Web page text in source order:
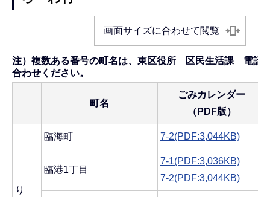
画面サイズに合わせて閲覧
注）複数ある番号の町名は、東区役所 区民生活課 電話
合わせください。
町名
ごみカレンダー
（PDF版）
り
臨海町 7-2(PDF:3,044KB)
臨港1丁目
7-1(PDF:3,036KB)
7-2(PDF:3,044KB)